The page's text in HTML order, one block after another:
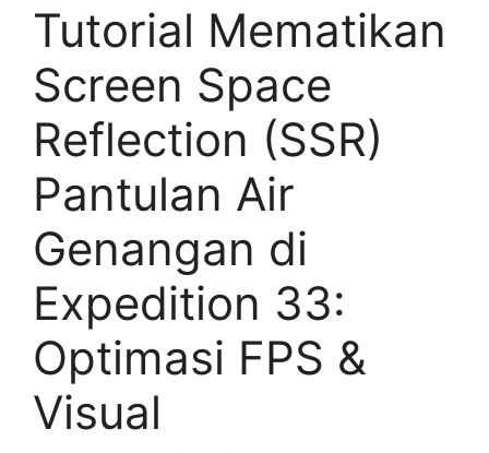
Tutorial Mematikan
Screen Space
Reflection (SSR)
Pantulan Air
Genangan di
Expedition 33:
Optimasi FPS &
Visual